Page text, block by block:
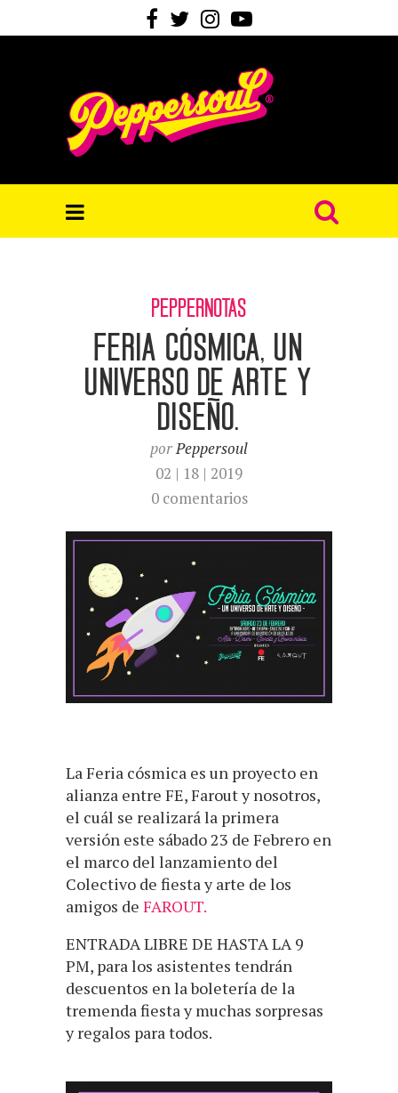
PEPPERNOTAS
FERIA CÓSMICA, UN
UNIVERSO DE ARTE Y
DISEÑO.
porPeppersoul
02 | 18 | 2019
0 comentarios
La Feria cósmica es un proyecto en
alianza entre FE, Farout y nosotros,
el cuál se realizará la primera
versión este sábado 23 de Febrero en
el marco del lanzamiento del
Colectivo de fiesta y arte de los
amigos de FAROUT.
ENTRADA LIBRE DE HASTA LA 9
PM, para los asistentes tendrán
descuentos en la boletería de la
tremenda fiesta y muchas sorpresas
y regalos para todos.